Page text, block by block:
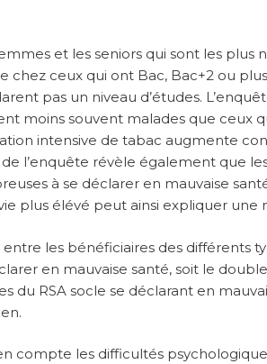
et les seniors qui sont les plus
ceux qui ont Bac, Bac+2 ou
pas un niveau d’études.
moins souvent malades que ceux
intensive de tabac augmente
l’enquête révèle également que
à se déclarer en mauvaise
plus élévé peut ainsi expliquer une
les bénéficiaires des différents
en mauvaise santé, soit le
du RSA socle se déclarant en
compte les difficultés